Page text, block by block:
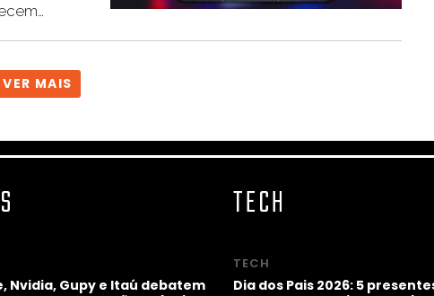
VER MAIS
Nvidia, Gupy e Itaú debatem
TECH
TECH
Dia dos Pais 2026: 5